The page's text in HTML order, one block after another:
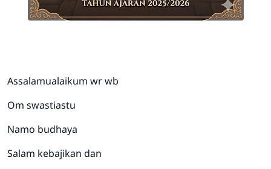
Assalamualaikum wr wb
Om swastiastu
Namo budhaya
Salam kebajikan dan